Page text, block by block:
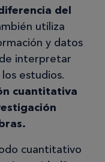
del
utiliza
y datos
interpretar
estudios.
cuantitativa
cuantitativo